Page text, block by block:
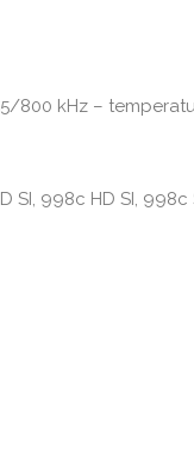
800 kHz –
SI, 998c HD SI, 998c